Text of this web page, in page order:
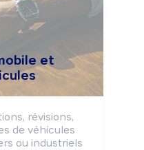
et
révisions,
de véhicules
ou industriels